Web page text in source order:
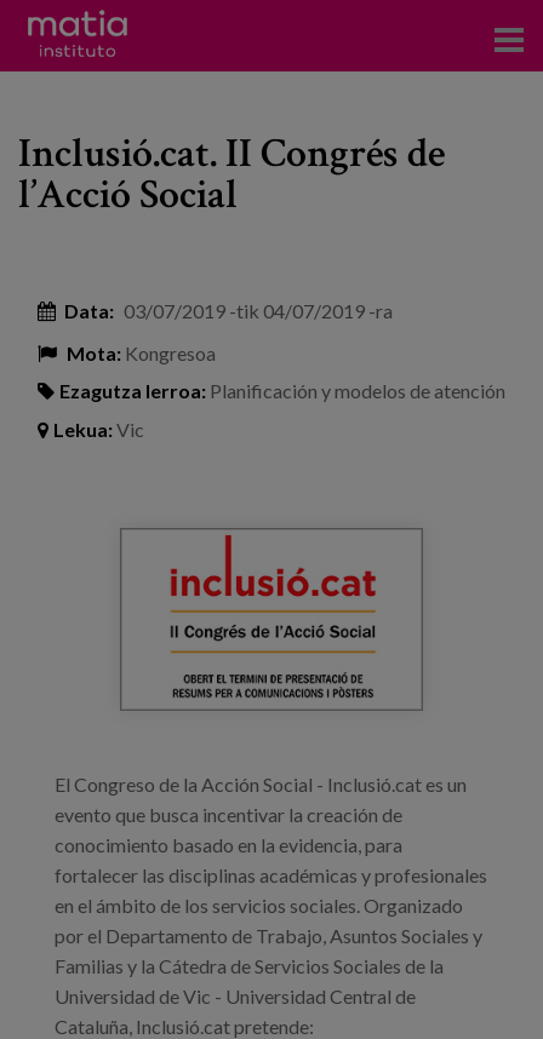
Ikerkuntza
Argitalpenak
Kontsultoretza
Prestakuntza
Gertaerak
Inclusió.cat. II Congrés de
l’Acció Social
Data: 03/07/2019 -tik 04/07/2019 -ra
Mota: Kongresoa
Ezagutza lerroa: Planificación y modelos de atención
Lekua:Vic
22c9ff43ea7a.jpg
El Congreso de la Acción Social - Inclusió.cat es un
evento que busca incentivar la creación de
conocimiento basado en la evidencia, para
fortalecer las disciplinas académicas y profesionales
en el ámbito de los servicios sociales. Organizado
por el Departamento de Trabajo, Asuntos Sociales y
Familias y la Cátedra de Servicios Sociales de la
Universidad de Vic - Universidad Central de
Cataluña, Inclusió.cat pretende: